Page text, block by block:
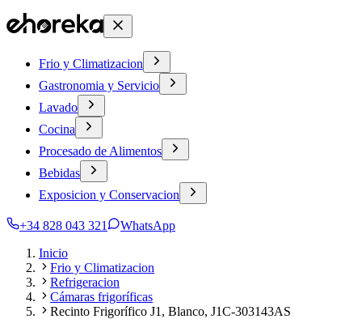
Frio y Climatizacion
Gastronomia y Servicio
Lavado
Cocina
Procesado de Alimentos
Bebidas
Exposicion y Conservacion
+34 828 043 321
WhatsApp
Inicio
Frio y Climatizacion
Refrigeracion
Cámaras frigoríficas
Recinto Frigorífico J1, Blanco, J1C-303143AS